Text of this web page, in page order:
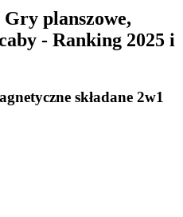
planszowe,
- Ranking 2025 i
składane 2w1